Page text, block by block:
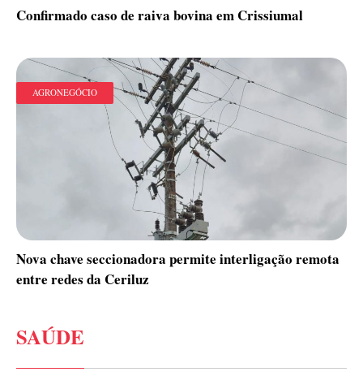
Confirmado caso de raiva bovina em Crissiumal
AGRONEGÓCIO
Nova chave seccionadora permite interligação remota
entre redes da Ceriluz
SAÚDE